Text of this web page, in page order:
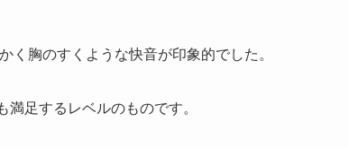
く胸のすくような快音が印象的でした。
足するレベルのものです。